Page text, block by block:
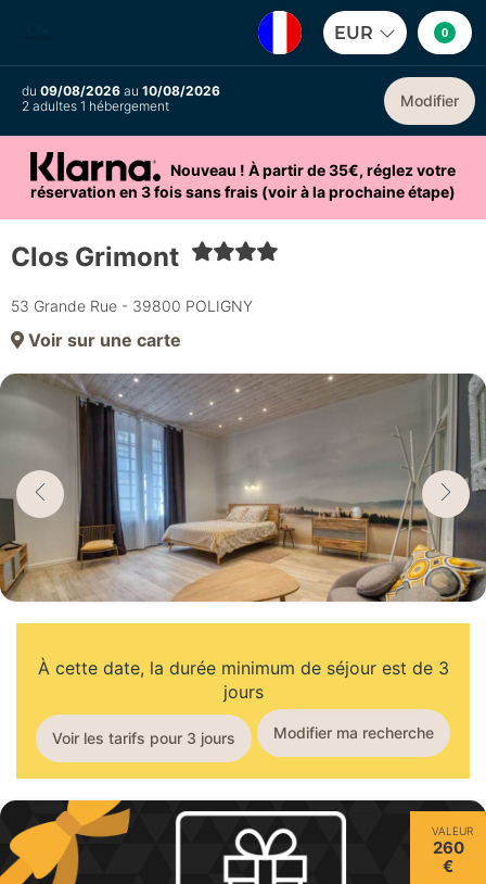
EUR 0
du 09/08/2026 au 10/08/2026
2 adultes 1 hébergement
Modifier
Nouveau ! À partir de 35€, réglez votre
réservation en 3 fois sans frais (voir à la prochaine étape)
Clos Grimont
53 Grande Rue - 39800 POLIGNY
Voir sur une carte
À cette date, la durée minimum de séjour est de 3
jours
Voir les tarifs pour 3 jours Modifier ma recherche
VALEUR
260
€